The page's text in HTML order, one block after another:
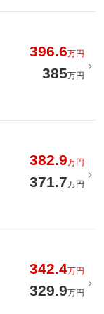
396.6万円
385万円
382.9万円
371.7万円
342.4万円
329.9万円